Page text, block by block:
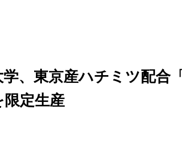
、東京産ハチミツ配合
定生産